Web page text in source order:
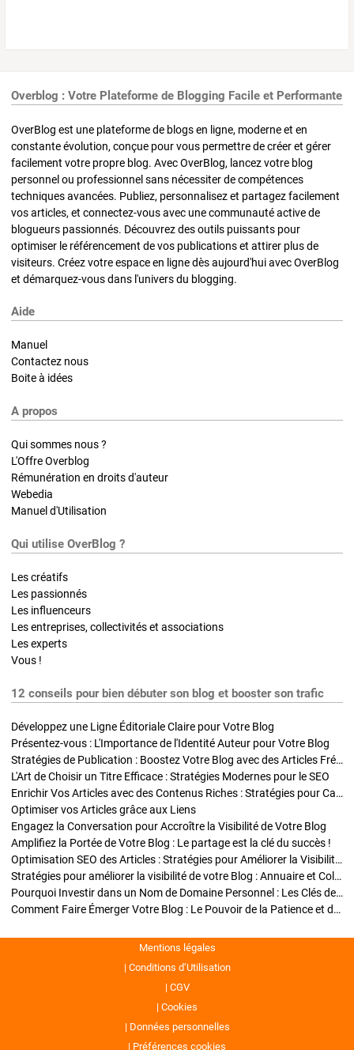
Overblog : Votre Plateforme de Blogging Facile et Performante
OverBlog est une plateforme de blogs en ligne, moderne et en
constante évolution, conçue pour vous permettre de créer et gérer
facilement votre propre blog. Avec OverBlog, lancez votre blog
personnel ou professionnel sans nécessiter de compétences
techniques avancées. Publiez, personnalisez et partagez facilement
vos articles, et connectez-vous avec une communauté active de
blogueurs passionnés. Découvrez des outils puissants pour
optimiser le référencement de vos publications et attirer plus de
visiteurs. Créez votre espace en ligne dès aujourd'hui avec OverBlog
et démarquez-vous dans l'univers du blogging.
Aide
Manuel
Contactez nous
Boite à idées
A propos
Qui sommes nous ?
L'Offre Overblog
Rémunération en droits d'auteur
Webedia
Manuel d'Utilisation
Qui utilise OverBlog ?
Les créatifs
Les passionnés
Les influenceurs
Les entreprises, collectivités et associations
Les experts
Vous !
12 conseils pour bien débuter son blog et booster son trafic
Développez une Ligne Éditoriale Claire pour Votre Blog
Présentez-vous : L'Importance de l'Identité Auteur pour Votre Blog
Stratégies de Publication : Boostez Votre Blog avec des Articles Fréquents et Exclusifs
L'Art de Choisir un Titre Efficace : Stratégies Modernes pour le SEO
Enrichir Vos Articles avec des Contenus Riches : Stratégies pour Captiver et Optimiser
Optimiser vos Articles grâce aux Liens
Engagez la Conversation pour Accroître la Visibilité de Votre Blog
Amplifiez la Portée de Votre Blog : Le partage est la clé du succès !
Optimisation SEO des Articles : Stratégies pour Améliorer la Visibilité de Votre Blog
Stratégies pour améliorer la visibilité de votre Blog : Annuaire et Collaborations
Pourquoi Investir dans un Nom de Domaine Personnel : Les Clés de la Réussite de Votre Blog
Comment Faire Émerger Votre Blog : Le Pouvoir de la Patience et de la Persévérance
Mentions légales
Conditions d’Utilisation
CGV
Cookies
Données personnelles
Préférences cookies